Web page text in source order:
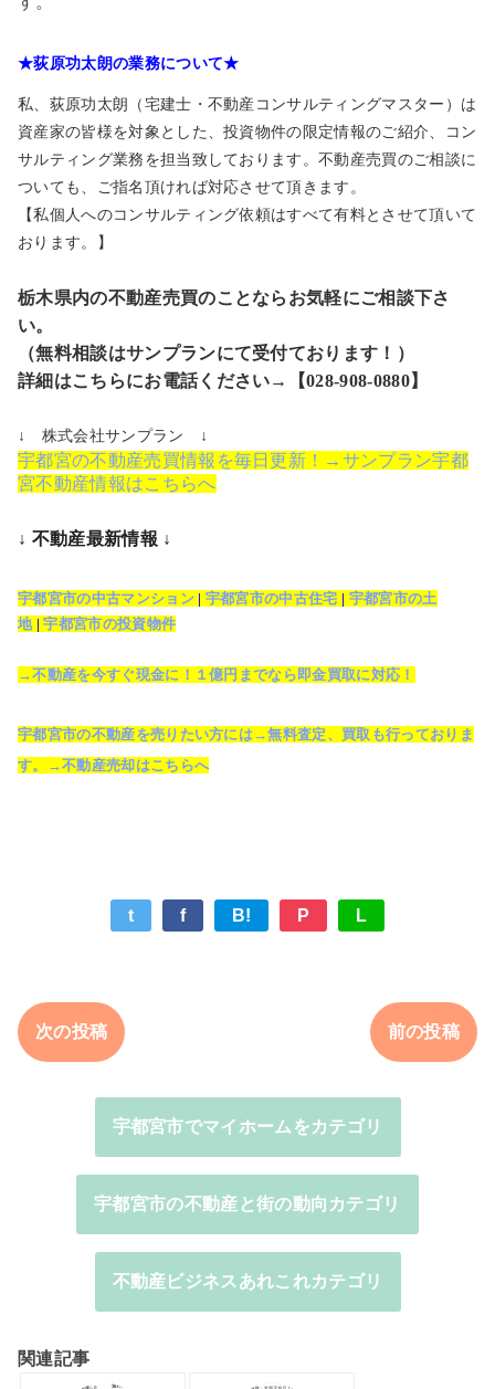
★荻原功太朗の業務について★
私、荻原功太朗（宅建士・不動産コンサルティングマスター）は
資産家の皆様を対象とした、投資物件の限定情報のご紹介、コン
サルティング業務を担当致しております。不動産売買のご相談に
ついても、ご指名頂ければ対応させて頂きます。
【私個人へのコンサルティング依頼はすべて有料とさせて頂いて
おります。】
栃木県内の不動産売買のことならお気軽にご相談下さ
い。
（無料相談はサンプランにて受付ております！）
詳細はこちらにお電話ください→【028-908-0880】
↓ 株式会社サンプラン ↓
宇都宮の不動産売買情報を毎日更新！→サンプラン宇都
宮不動産情報はこちらへ
↓ 不動産最新情報 ↓
宇都宮市の中古マンション| 宇都宮市の中古住宅 | 宇都宮市の土
地|宇都宮市の投資物件
→不動産を今すぐ現金に！１億円までなら即金買取に対応！
宇都宮市の不動産を売りたい方には→無料査定、買取も行っておりま
す。→不動産売却はこちらへ
t f B! P L
次の投稿 前の投稿
宇都宮市でマイホームをカテゴリ
宇都宮市の不動産と街の動向カテゴリ
不動産ビジネスあれこれカテゴリ
関連記事